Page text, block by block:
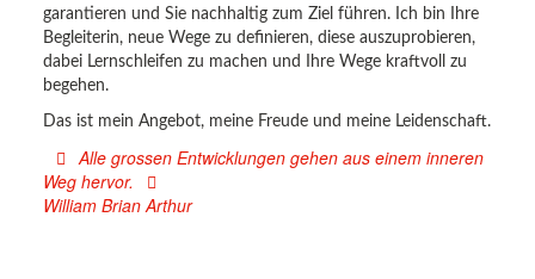
garantieren und Sie nachhaltig zum Ziel führen. Ich bin Ihre
Begleiterin, neue Wege zu definieren, diese auszuprobieren,
dabei Lernschleifen zu machen und Ihre Wege kraftvoll zu
begehen.
Das ist mein Angebot, meine Freude und meine Leidenschaft.
Alle grossen Entwicklungen gehen aus einem inneren
Weg hervor.
William Brian Arthur